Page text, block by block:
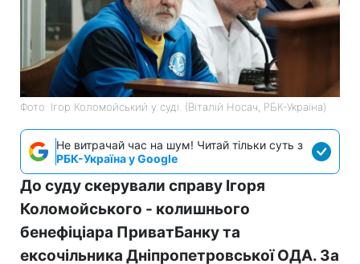
Фото: Ігор Коломойський у суді. (Віталій Носач, РБК-Україна)
Не витрачай час на шум! Читай тільки суть з
РБК-Україна у Google
До суду скерували справу Ігоря
Коломойського - колишнього
бенефіціара ПриватБанку та
ексочільника Дніпропетровської ОДА. За